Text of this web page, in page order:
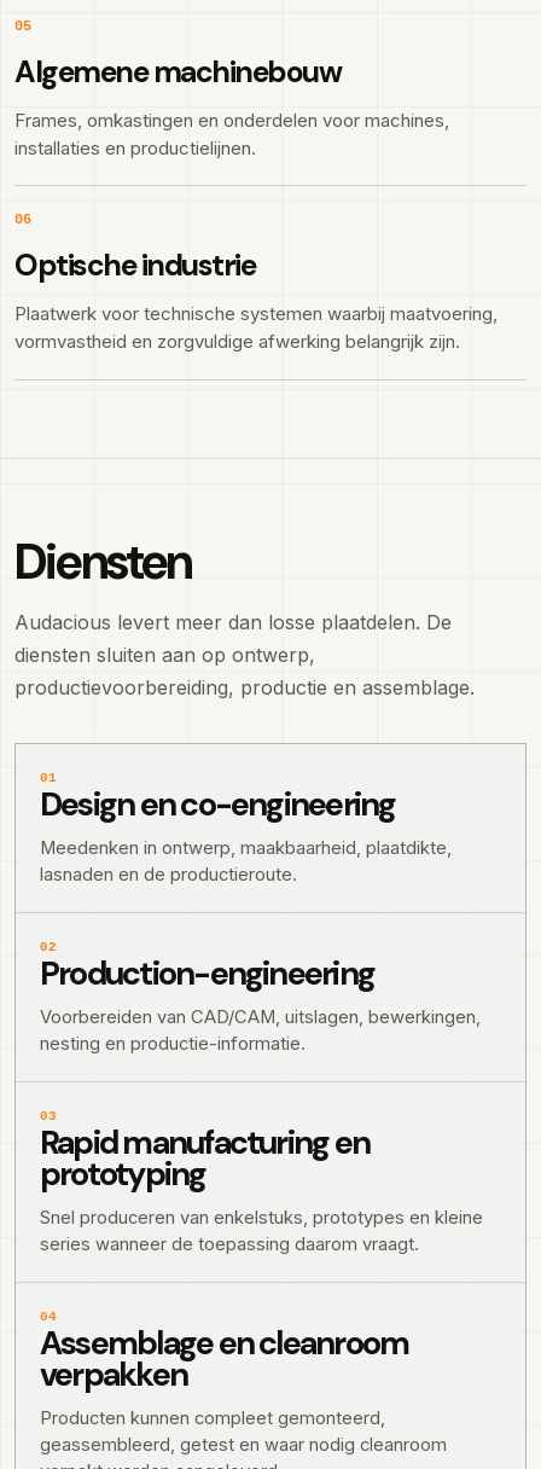
05
Algemene machinebouw
Frames, omkastingen en onderdelen voor machines,
installaties en productielijnen.
06
Optische industrie
Plaatwerk voor technische systemen waarbij maatvoering,
vormvastheid en zorgvuldige afwerking belangrijk zijn.
Diensten
Audacious levert meer dan losse plaatdelen. De
diensten sluiten aan op ontwerp,
productievoorbereiding, productie en assemblage.
01
Design en co-engineering
Meedenken in ontwerp, maakbaarheid, plaatdikte,
lasnaden en de productieroute.
02
Production-engineering
Voorbereiden van CAD/CAM, uitslagen, bewerkingen,
nesting en productie-informatie.
03
Rapid manufacturing en
prototyping
Snel produceren van enkelstuks, prototypes en kleine
series wanneer de toepassing daarom vraagt.
04
Assemblage en cleanroom
verpakken
Producten kunnen compleet gemonteerd,
geassembleerd, getest en waar nodig cleanroom